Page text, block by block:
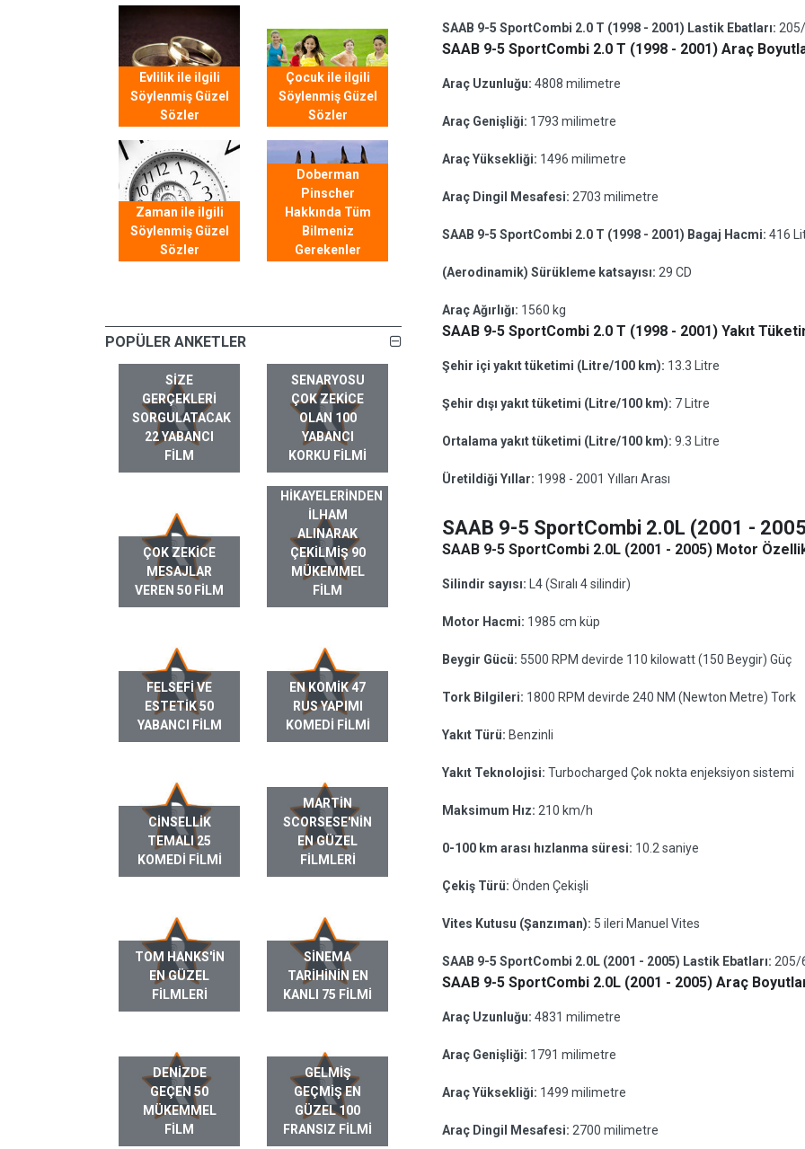
Evlilik ile ilgili
Söylenmiş Güzel
Sözler
Çocuk ile ilgili
Söylenmiş Güzel
Sözler
Zaman ile ilgili
Söylenmiş Güzel
Sözler
Doberman
Pinscher
Hakkında Tüm
Bilmeniz
Gerekenler
POPÜLER ANKETLER
SIZE
GERÇEKLERI
SORGULATACAK
22 YABANCI
FILM
SENARYOSU
ÇOK ZEKICE
OLAN 100
YABANCI
KORKU FILMI
ÇOK ZEKICE
MESAJLAR
VEREN 50 FILM
GERÇEK HAYAT
HIKAYELERINDEN
ILHAM
ALINARAK
ÇEKILMIŞ 90
MÜKEMMEL
FILM
FELSEFI VE
ESTETIK 50
YABANCI FILM
EN KOMIK 47
RUS YAPIMI
KOMEDI FILMI
CINSELLIK
TEMALI 25
KOMEDI FILMI
MARTIN
SCORSESE'NIN
EN GÜZEL
FILMLERI
TOM HANKS'IN
EN GÜZEL
FILMLERI
SINEMA
TARIHININ EN
KANLI 75 FILMI
DENIZDE
GEÇEN 50
MÜKEMMEL
FILM
GELMIŞ
GEÇMIŞ EN
GÜZEL 100
FRANSIZ FILMI
SAAB 9-5 SportCombi 2.0 T (1998 - 2001) Lastik Ebatları:
SAAB 9-5 SportCombi 2.0 T (1998 - 2001) Araç
Araç Uzunluğu: 4808 milimetre
Araç Genişliği: 1793 milimetre
Araç Yüksekliği: 1496 milimetre
Araç Dingil Mesafesi: 2703 milimetre
SAAB 9-5 SportCombi 2.0 T (1998 - 2001) Bagaj Hacmi: 416
(Aerodinamik) Sürükleme katsayısı: 29 CD
Araç Ağırlığı: 1560 kg
SAAB 9-5 SportCombi 2.0 T (1998 - 2001) Yakıt
Şehir içi yakıt tüketimi (Litre/100 km): 13.3 Litre
Şehir dışı yakıt tüketimi (Litre/100 km): 7 Litre
Ortalama yakıt tüketimi (Litre/100 km): 9.3 Litre
Üretildiği Yıllar: 1998 - 2001 Yılları Arası
SAAB 9-5 SportCombi 2.0L (2001 -
SAAB 9-5 SportCombi 2.0L (2001 - 2005) Motor
Silindir sayısı: L4 (Sıralı 4 silindir)
Motor Hacmi: 1985 cm küp
Beygir Gücü: 5500 RPM devirde 110 kilowatt (150 Beygir) Güç
Tork Bilgileri: 1800 RPM devirde 240 NM (Newton Metre) Tork
Yakıt Türü: Benzinli
Yakıt Teknolojisi: Turbocharged Çok nokta enjeksiyon sistemi
Maksimum Hız: 210 km/h
0-100 km arası hızlanma süresi: 10.2 saniye
Çekiş Türü: Önden Çekişli
Vites Kutusu (Şanzıman): 5 ileri Manuel Vites
SAAB 9-5 SportCombi 2.0L (2001 - 2005) Lastik Ebatları: 205/
SAAB 9-5 SportCombi 2.0L (2001 - 2005) Araç
Araç Uzunluğu: 4831 milimetre
Araç Genişliği: 1791 milimetre
Araç Yüksekliği: 1499 milimetre
Araç Dingil Mesafesi: 2700 milimetre